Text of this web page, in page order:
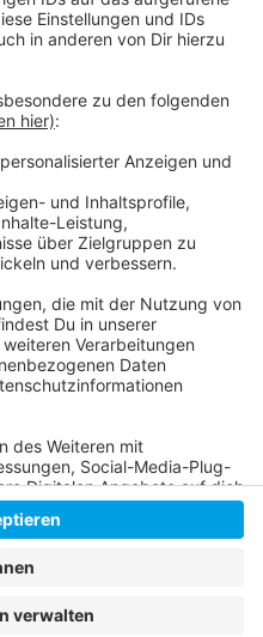
Thema:
Impfstoff!